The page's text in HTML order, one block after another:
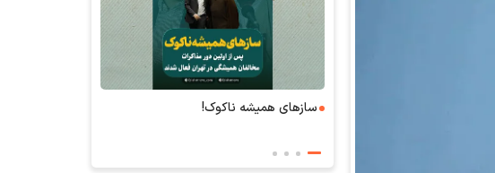
ساز‌های همیشه ناکوک!